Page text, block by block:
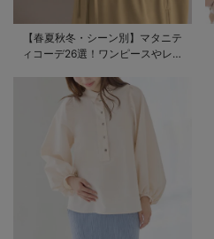
【春夏秋冬・シーン別】マタニテ
ィコーデ26選！ワンピースやレギ